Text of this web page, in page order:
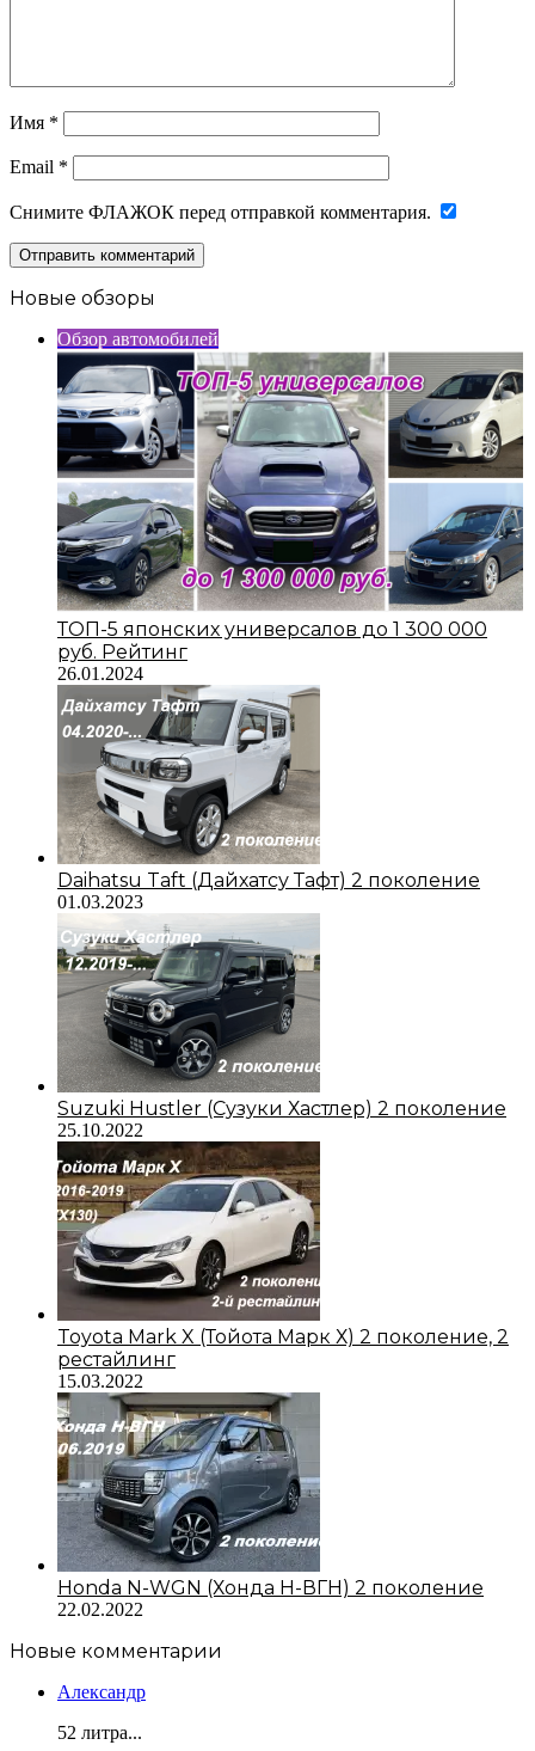
Имя *
Email *
Снимите ФЛАЖОК перед отправкой комментария.
Новые обзоры
Обзор автомобилей
ТОП-5 японских универсалов до 1 300 000
руб. Рейтинг
26.01.2024
Daihatsu Taft (Дайхатсу Тафт) 2 поколение
01.03.2023
Suzuki Hustler (Сузуки Хастлер) 2 поколение
25.10.2022
Toyota Mark X (Тойота Марк Х) 2 поколение, 2
рестайлинг
15.03.2022
Honda N-WGN (Хонда Н-ВГН) 2 поколение
22.02.2022
Новые комментарии
Александр
52 литра...